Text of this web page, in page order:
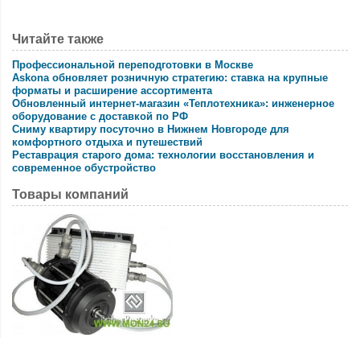
Читайте также
Профессиональной переподготовки в Москве
Askona обновляет розничную стратегию: ставка на крупные
форматы и расширение ассортимента
Обновленный интернет-магазин «Теплотехника»: инженерное
оборудование с доставкой по РФ
Сниму квартиру посуточно в Нижнем Новгороде для
комфортного отдыха и путешествий
Реставрация старого дома: технологии восстановления и
современное обустройство
Товары компаний